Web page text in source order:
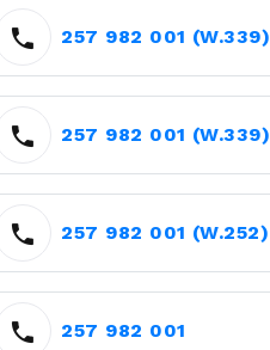
257 982 001 (W.339)
257 982 001 (W.339)
257 982 001 (W.252)
257 982 001